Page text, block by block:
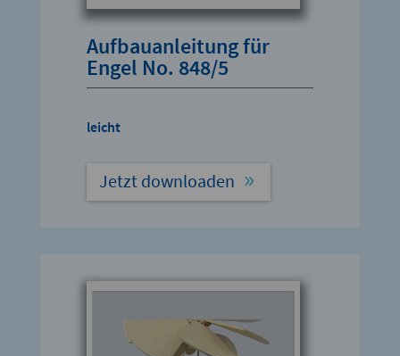
Aufbauanleitung für
Engel No. 848/5
leicht
Jetzt downloaden